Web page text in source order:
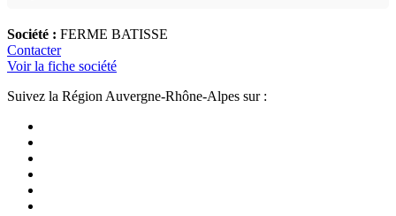
Société : FERME BATISSE
Contacter
Voir la fiche société
Suivez la Région Auvergne-Rhône-Alpes sur :